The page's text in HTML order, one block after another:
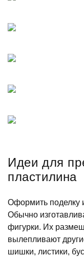
Идеи для
пластилина
Оформить поделку
Обычно
фигурки. Их
вылепливают
шишки, листики,